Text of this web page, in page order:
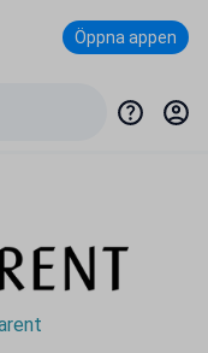
Öppna appen